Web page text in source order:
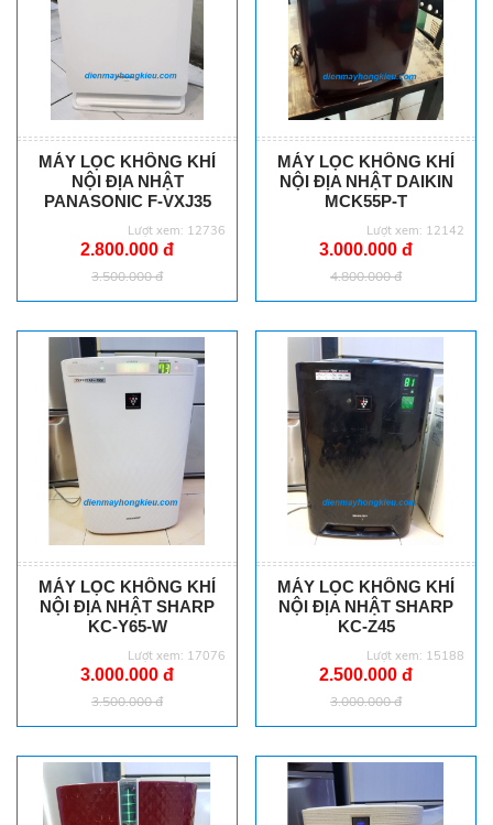
MÁY LỌC KHÔNG KHÍ
NỘI ĐỊA NHẬT
PANASONIC F-VXJ35
Lượt xem: 12736
2.800.000 đ
3.500.000 đ
MÁY LỌC KHÔNG KHÍ
NỘI ĐỊA NHẬT DAIKIN
MCK55P-T
Lượt xem: 12142
3.000.000 đ
4.800.000 đ
MÁY LỌC KHÔNG KHÍ
NỘI ĐỊA NHẬT SHARP
KC-Y65-W
Lượt xem: 17076
3.000.000 đ
3.500.000 đ
MÁY LỌC KHÔNG KHÍ
NỘI ĐỊA NHẬT SHARP
KC-Z45
Lượt xem: 15188
2.500.000 đ
3.000.000 đ